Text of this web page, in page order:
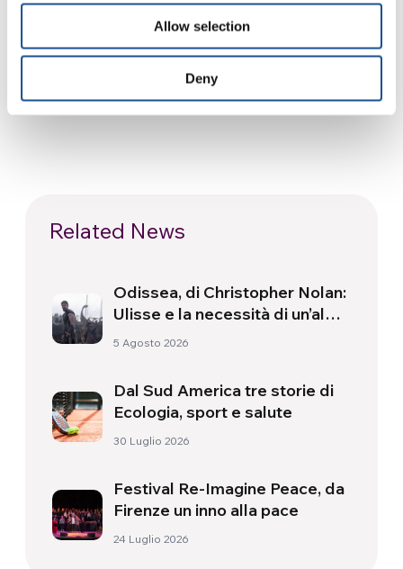
Allow selection
Deny
amore e unità per tutti».
Fonte:focolare.org
Related News
Odissea, di Christopher Nolan:
Ulisse e la necessità di un’alba
nuova
5 Agosto 2026
Dal Sud America tre storie di
Ecologia, sport e salute
30 Luglio 2026
Festival Re-Imagine Peace, da
Firenze un inno alla pace
24 Luglio 2026